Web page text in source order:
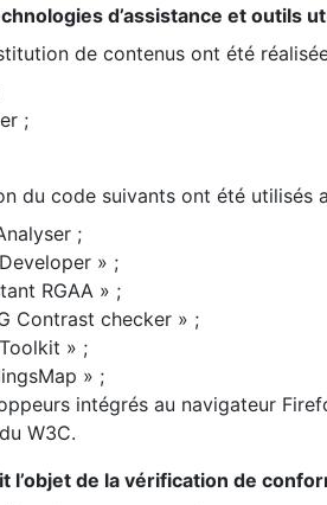
d’assistance et outils
de contenus ont été
;
du code suivants ont été utilisés
;
» ;
RGAA » ;
Contrast checker » ;
» ;
» ;
intégrés au navigateur
W3C.
l’objet de la vérification de